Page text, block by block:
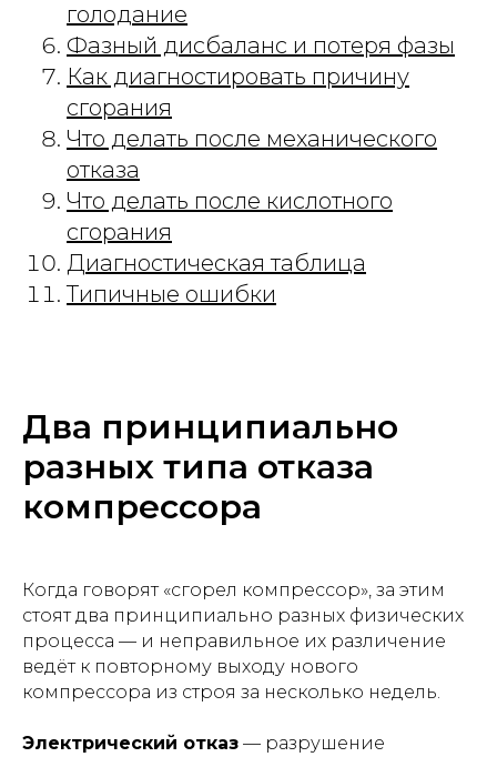
голодание
Фазный дисбаланс и потеря фазы
Как диагностировать причину
сгорания
Что делать после механического
отказа
Что делать после кислотного
сгорания
Диагностическая таблица
Типичные ошибки
Два принципиально
разных типа отказа
компрессора
Когда говорят «сгорел компрессор», за этим
стоят два принципиально разных физических
процесса — и неправильное их различение
ведёт к повторному выходу нового
компрессора из строя за несколько недель.
Электрический отказ — разрушение